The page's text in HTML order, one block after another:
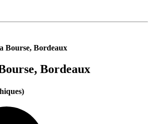
Bourse, Bordeaux
Bordeaux